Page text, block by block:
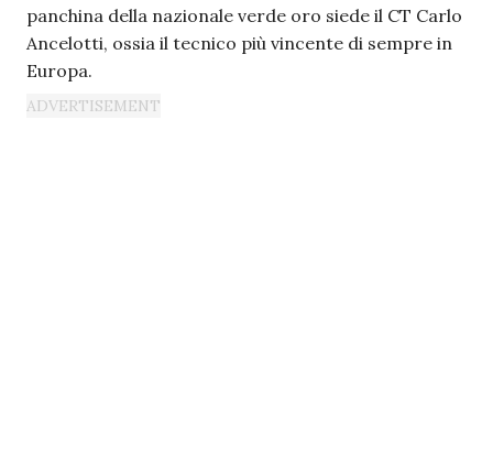
panchina della nazionale verde oro siede il CT Carlo
Ancelotti, ossia il tecnico più vincente di sempre in
Europa.